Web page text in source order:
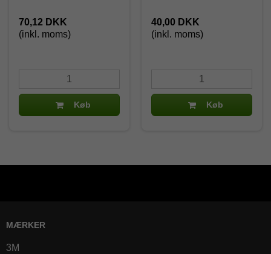
70,12 DKK
(inkl. moms)
Køb
40,00 DKK
(inkl. moms)
Køb
MÆRKER
3M